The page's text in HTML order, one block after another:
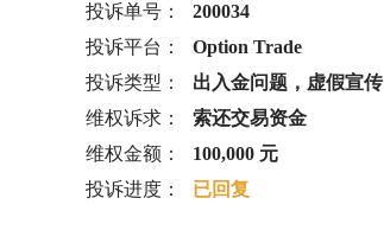
投诉单号：
200034
投诉平台：
Option Trade
投诉类型：
出入金问题，虚假宣传
维权诉求：
索还交易资金
维权金额：
100,000 元
投诉进度：
已回复